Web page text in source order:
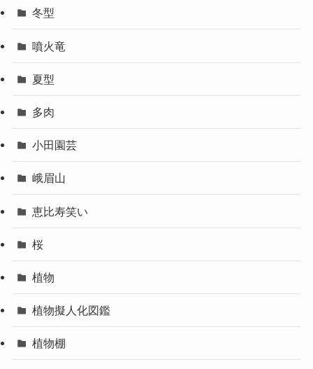
冬型
噴火竜
夏型
多肉
小田園芸
峨眉山
恵比寿笑い
桜
植物
植物擬人化図鑑
植物棚